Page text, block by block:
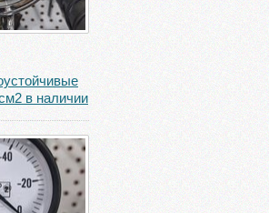
в наличии